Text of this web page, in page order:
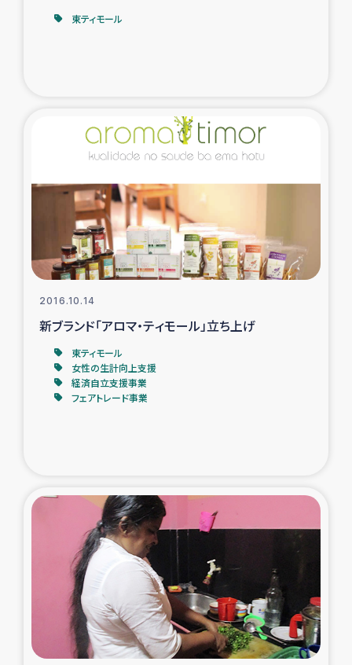
スリランカ南部洪水被災者支援
ジェクト
復興支援事業
民際教育事業
女性グループPIFWANITAによる食品加工事業
ガザ人道支援
令和6年能登半島地震 緊急支援
タイ国境ミャンマー移民子ども支援
漁民によるマングローブ植林活動
レバノンでのシリア難民への食糧・越冬支援
レバノンにおける緊急支援
東ティモール
2016.10.14
新ブランド「アロマ・ティモール」立ち上げ
東ティモール
女性の生計向上支援
経済自立支援事業
フェアトレード事業